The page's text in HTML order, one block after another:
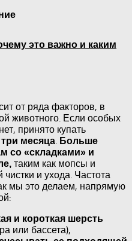
это важно и каким
от ряда факторов, в
животного. Если особых
принято купать
три месяца. Больше
со «складками» и
таким как мопсы и
и ухода. Частота
мы это делаем, напрямую
и короткая шерсть
или бассета),